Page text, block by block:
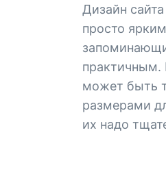
Дизайн
просто
практичным.
может быть
размерами
их надо